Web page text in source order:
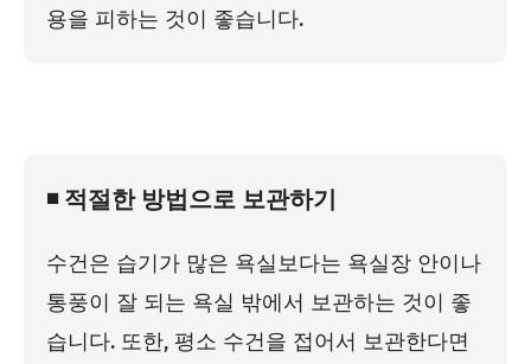
용을 피하는 것이 좋습니다.
◾ 적절한 방법으로 보관하기
수건은 습기가 많은 욕실보다는 욕실장 안이나
통풍이 잘 되는 욕실 밖에서 보관하는 것이 좋
습니다. 또한, 평소 수건을 접어서 보관한다면